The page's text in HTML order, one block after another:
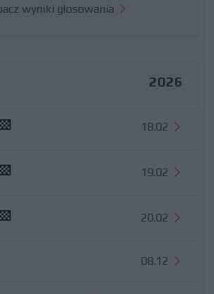
wyniki głosowania
2026
18.02
19.02
20.02
08.12